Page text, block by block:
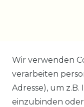
Wir verwenden
verarbeiten
Adresse), um
einzubinden